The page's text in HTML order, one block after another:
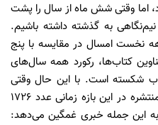
اما وقتی شش ماه از سال را پشت
به گذشته داشته باشیم.
نخست امسال در مقایسه با پنج
کتاب‌ها، رکورد همه سال‌های
و 862 عنوان کتاب شکسته است. با این حال وقتی
بفهمیم شمارگان متوسط کتاب‌های منتشره در این بازه زمانی عدد 1726
این جمله خبری غمگین می‌دهد: